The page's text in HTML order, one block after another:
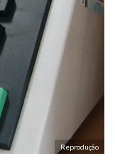
Reprodução